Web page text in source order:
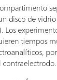
disco de
). Los
tiempos
contraelectrodo.